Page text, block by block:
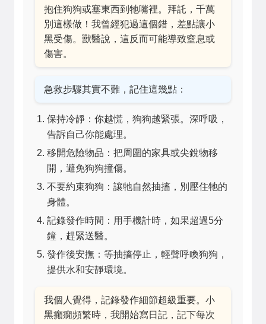
抱住狗狗或塞東西到牠嘴裡。拜託，千萬
別這樣做！我曾經犯過這個錯，差點讓小
黑受傷。獸醫說，這反而可能導致窒息或
傷害。
急救步驟其實不難，記住這幾點：
保持冷靜：你越慌，狗狗越緊張。深呼吸，
告訴自己你能處理。
移開危險物品：把周圍的家具或尖銳物移
開，避免狗狗撞傷。
不要約束狗狗：讓牠自然抽搐，別壓住牠的
身體。
記錄發作時間：用手機計時，如果超過5分
鐘，趕緊送醫。
發作後安撫：等抽搐停止，輕聲呼喚狗狗，
提供水和安靜環境。
我個人覺得，記錄發作細節超級重要。小
黑癲癇頻繁時，我開始寫日記，記下每次